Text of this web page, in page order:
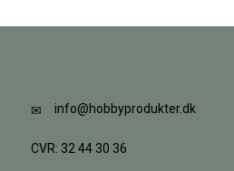
info@hobbyprodukter.dk
CVR: 32 44 30 36